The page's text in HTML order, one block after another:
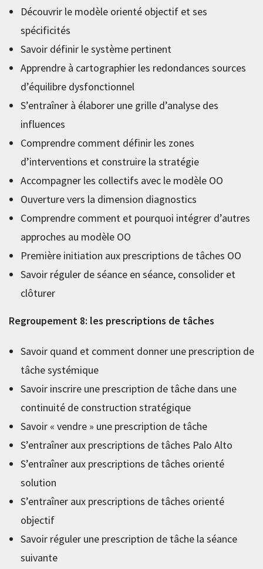
Découvrir le modèle orienté objectif et ses
spécificités
Savoir définir le système pertinent
Apprendre à cartographier les redondances sources
d’équilibre dysfonctionnel
S’entraîner à élaborer une grille d’analyse des
influences
Comprendre comment définir les zones
d’interventions et construire la stratégie
Accompagner les collectifs avec le modèle OO
Ouverture vers la dimension diagnostics
Comprendre comment et pourquoi intégrer d’autres
approches au modèle OO
Première initiation aux prescriptions de tâches OO
Savoir réguler de séance en séance, consolider et
clôturer
Regroupement 8: les prescriptions de tâches
Savoir quand et comment donner une prescription de
tâche systémique
Savoir inscrire une prescription de tâche dans une
continuité de construction stratégique
Savoir « vendre » une prescription de tâche
S’entraîner aux prescriptions de tâches Palo Alto
S’entraîner aux prescriptions de tâches orienté
solution
S’entraîner aux prescriptions de tâches orienté
objectif
Savoir réguler une prescription de tâche la séance
suivante